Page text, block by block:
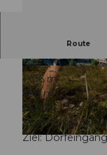
© Uri Tourismus, Luzern
© Uri Tourismus, Luzern
Route
5:30 h
1.616 m
458 m
1.615 m
Start:
Ziel: